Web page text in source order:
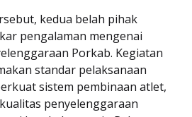
kedua belah pihak
pengalaman mengenai
Porkab. Kegiatan
standar pelaksanaan
sistem pembinaan atlet,
penyelenggaraan